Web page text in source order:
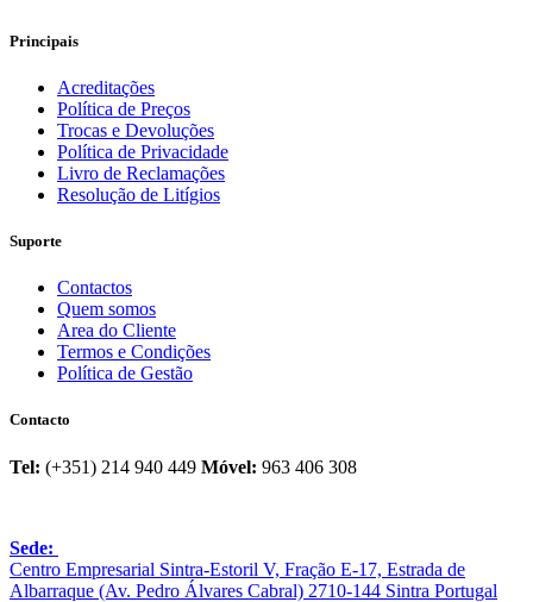
Principais
Acreditações
Política de Preços
Trocas e Devoluções
Política de Privacidade
Livro de Reclamações
Resolução de Litígios
Suporte
Contactos
Quem somos
Area do Cliente
Termos e Condições
Política de Gestão
Contacto
Tel: (+351) 214 940 449 Móvel: 963 406 308
Sede:
Centro Empresarial Sintra-Estoril V, Fração E-17, Estrada de
Albarraque (Av. Pedro Álvares Cabral) 2710-144 Sintra Portugal